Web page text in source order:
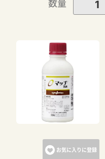
お気に入りに登録